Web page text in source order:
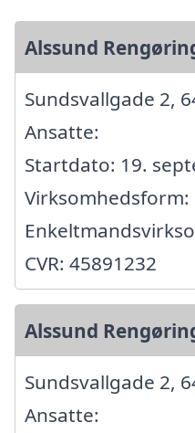
Alssund
Sundsvallgade 2,
Ansatte:
Startdato: 19.
Virksomhedsform:
CVR: 45891232
Alssund
Sundsvallgade 2,
Ansatte: